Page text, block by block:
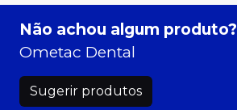
Não achou algum produto?
Ometac Dental
Sugerir produtos